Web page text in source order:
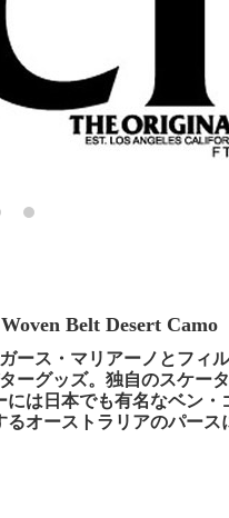
Belt Desert Camo
ース・マリアーノとフィ
ーグッズ。独自のスケー
は日本でも有名なベン
オーストラリアのパー